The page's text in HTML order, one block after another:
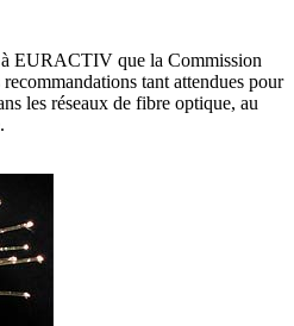
EURACTIV que la Commission
tant attendues pour
les réseaux de fibre optique, au